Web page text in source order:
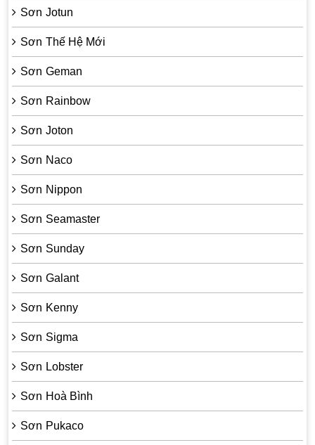
Sơn Jotun
Sơn Thế Hệ Mới
Sơn Geman
Sơn Rainbow
Sơn Joton
Sơn Naco
Sơn Nippon
Sơn Seamaster
Sơn Sunday
Sơn Galant
Sơn Kenny
Sơn Sigma
Sơn Lobster
Sơn Hoà Bình
Sơn Pukaco